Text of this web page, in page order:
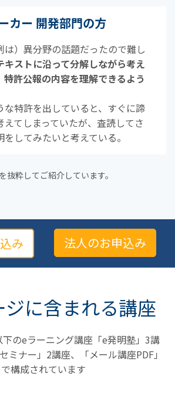
カー 開発部門の方
は）異分野の話題だったので難し
キストに沿って分解しながら考え
特許公報の内容を理解できるよう
な特許を出していると、すぐに諦
えてしまっていたが、査読してさ
してみたいと考えている。
抜粋してご紹介しています。
み 法人のお申込み
ジに含まれる講座
のeラーニング講座「e発明塾」3講
ミナー」2講座、「メール講座PDF」
で構成されています